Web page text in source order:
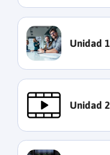
Unidad
Unidad